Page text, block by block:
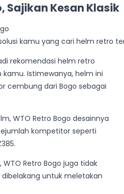
Sajikan Kesan Klasik
kamu yang cari helm retro
rekomendasi helm retro
kamu. Istimewanya, helm ini
cembung dari Bogo sebagai
WTO Retro Bogo desainnya
kompetitor seperti
WTO Retro Bogo juga tidak
untuk meletakan